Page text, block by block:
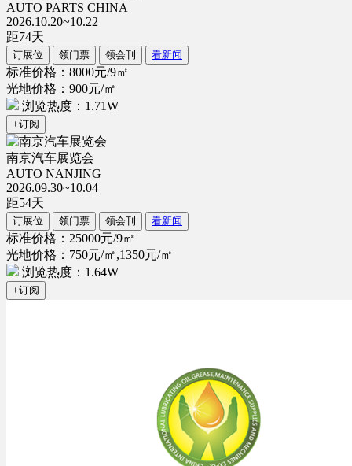
AUTO PARTS CHINA
2026.10.20~10.22
距74天
订展位 领门票 领会刊 看新闻
标准价格：8000元/9㎡
光地价格：900元/㎡
浏览热度：1.71W
+订阅
南京汽车展览会
AUTO NANJING
2026.09.30~10.04
距54天
订展位 领门票 领会刊 看新闻
标准价格：25000元/9㎡
光地价格：750元/㎡,1350元/㎡
浏览热度：1.64W
+订阅